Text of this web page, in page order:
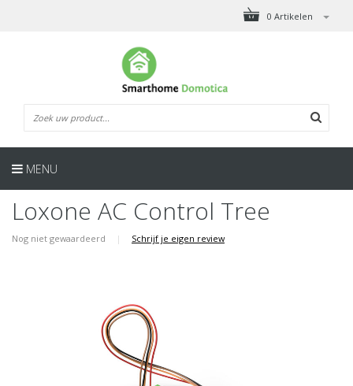
0 Artikelen
MENU
Loxone AC Control Tree
Nog niet gewaardeerd | Schrijf je eigen review